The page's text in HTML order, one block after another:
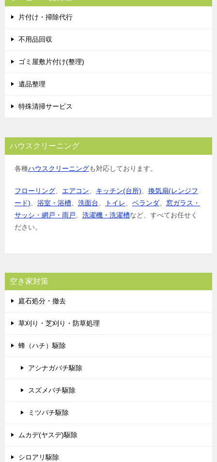
片付け・掃除代行
不用品回収
ゴミ屋敷片付け(整理)
遺品整理
特殊清掃サービス
ハウスクリーニング
各種ハウスクリーニングも対応しております。
フローリング エアコン キッチン(台所)
換気扇(レンジフ
ード)
浴室・浴槽 洗面台 トイレ ベランダ
窓ガラス・
サッシ・網戸・雨戸
洗濯機・洗濯槽など、すべてお任せく
ださい。
空き家対策
庭石処分・撤去
草刈り・芝刈り・防草処理
蜂（ハチ）駆除
アシナガバチ駆除
スズメバチ駆除
ミツバチ駆除
ムカデ(ヤスデ)駆除
シロアリ駆除